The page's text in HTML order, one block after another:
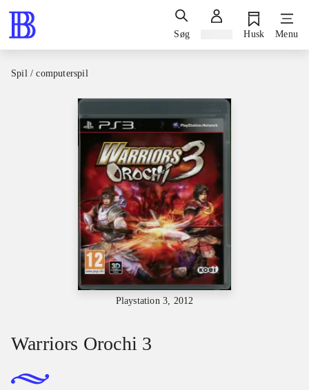
Søg Husk Menu
Spil / computerspil
Playstation 3, 2012
Warriors Orochi 3